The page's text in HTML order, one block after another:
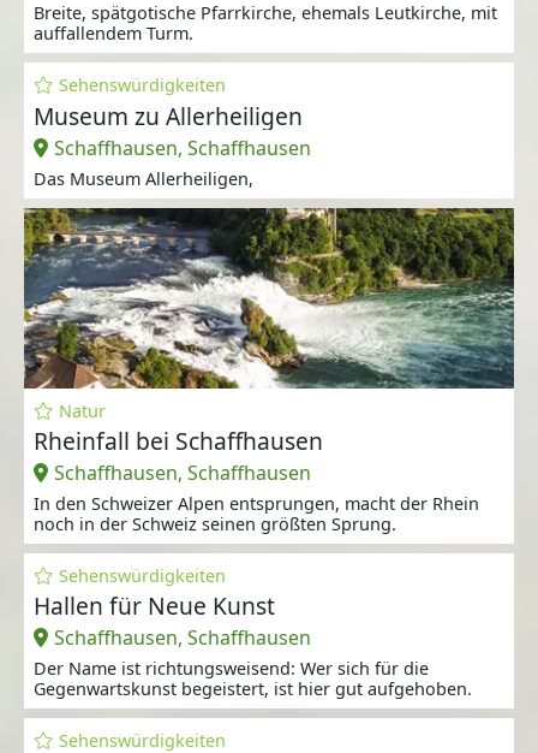
Breite, spätgotische Pfarrkirche, ehemals Leutkirche, mit
auffallendem Turm.
Sehenswürdigkeiten
Museum zu Allerheiligen
Schaffhausen, Schaffhausen
Das Museum Allerheiligen,
Natur
Rheinfall bei Schaffhausen
Schaffhausen, Schaffhausen
In den Schweizer Alpen entsprungen, macht der Rhein
noch in der Schweiz seinen größten Sprung.
Sehenswürdigkeiten
Hallen für Neue Kunst
Schaffhausen, Schaffhausen
Der Name ist richtungsweisend: Wer sich für die
Gegenwartskunst begeistert, ist hier gut aufgehoben.
Sehenswürdigkeiten